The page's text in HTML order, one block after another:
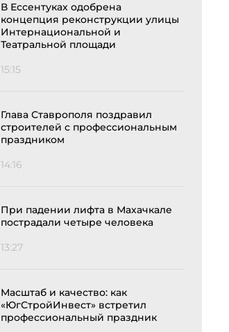
В Ессентуках одобрена
концепция реконструкции улицы
Интернациональной и
Театральной площади
15:15
Глава Ставрополя поздравил
строителей с профессиональным
праздником
14:16
При падении лифта в Махачкале
пострадали четыре человека
13:27
Масштаб и качество: как
«ЮгСтройИнвест» встретил
профессиональный праздник